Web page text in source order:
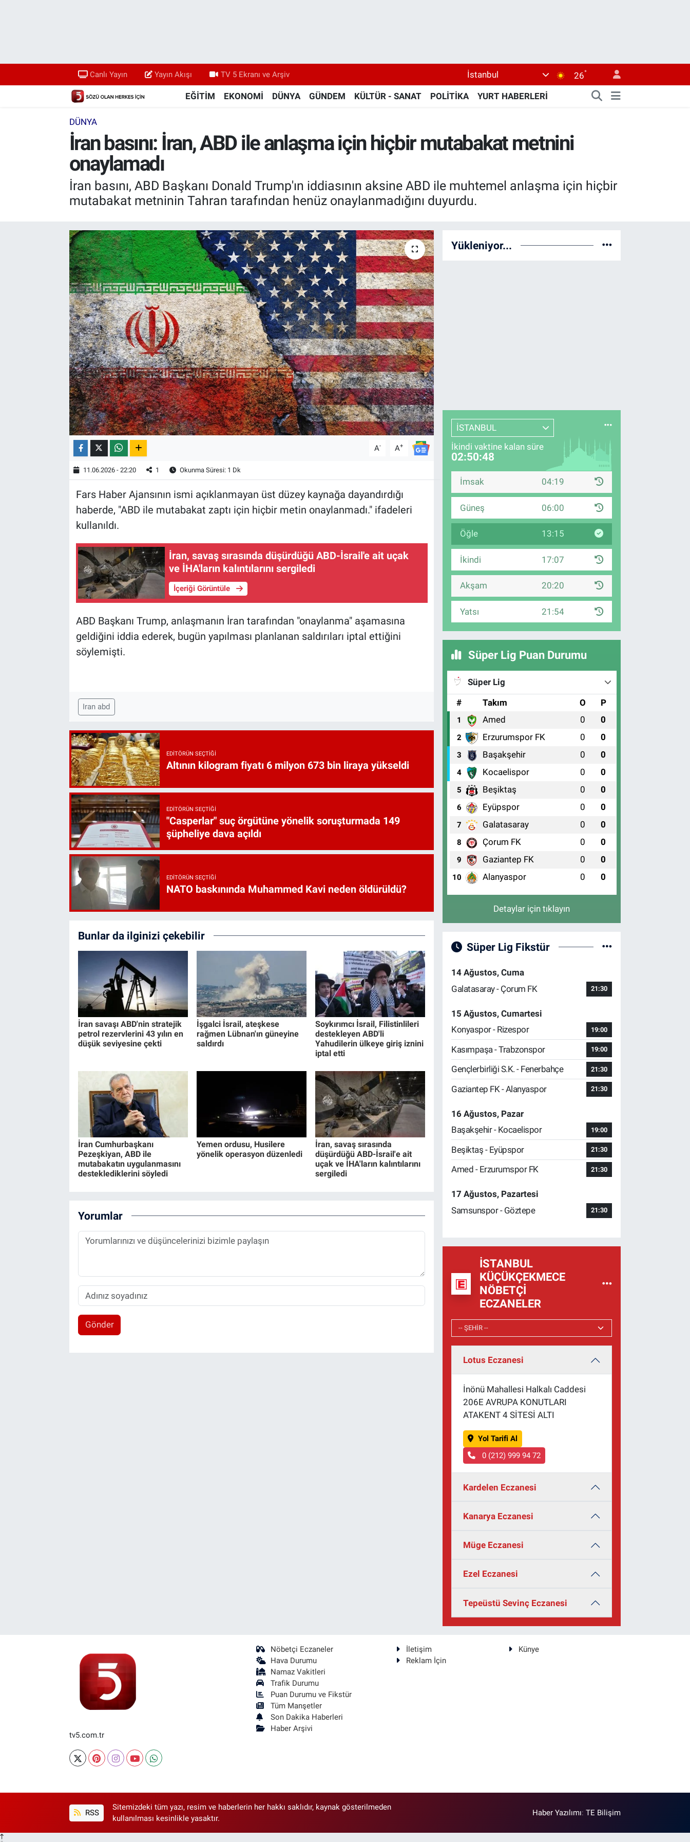
Canlı Yayın Yayın Akışı TV 5 Ekranı ve Arşiv İstanbul 26°
EĞİTİM EKONOMİ DÜNYA GÜNDEM KÜLTÜR - SANAT POLİTİKA YURT HABERLERİ
DÜNYA
İran basını: İran, ABD ile anlaşma için hiçbir mutabakat metnini
onaylamadı
İran basını, ABD Başkanı Donald Trump'ın iddiasının aksine ABD ile muhtemel anlaşma için hiçbir
mutabakat metninin Tahran tarafından henüz onaylanmadığını duyurdu.
A- A+
11.06.2026 - 22:20 1 Okunma Süresi: 1 Dk
Fars Haber Ajansının ismi açıklanmayan üst düzey kaynağa dayandırdığı
haberde, "ABD ile mutabakat zaptı için hiçbir metin onaylanmadı." ifadeleri
kullanıldı.
İran, savaş sırasında düşürdüğü ABD-İsrail'e ait uçak
ve İHA'ların kalıntılarını sergiledi
İçeriği Görüntüle
ABD Başkanı Trump, anlaşmanın İran tarafından "onaylanma" aşamasına
geldiğini iddia ederek, bugün yapılması planlanan saldırıları iptal ettiğini
söylemişti.
Iran abd
EDITÖRÜN SEÇTIĞI
Altının kilogram fiyatı 6 milyon 673 bin liraya yükseldi
EDITÖRÜN SEÇTIĞI
"Casperlar" suç örgütüne yönelik soruşturmada 149
şüpheliye dava açıldı
EDITÖRÜN SEÇTIĞI
NATO baskınında Muhammed Kavi neden öldürüldü?
Bunlar da ilginizi çekebilir
İran savaşı ABD'nin stratejik
petrol rezervlerini 43 yılın en
düşük seviyesine çekti
İşgalci İsrail, ateşkese
rağmen Lübnan'ın güneyine
saldırdı
Soykırımcı İsrail, Filistinlileri
destekleyen ABD'li
Yahudilerin ülkeye giriş iznini
iptal etti
İran Cumhurbaşkanı
Pezeşkiyan, ABD ile
mutabakatın uygulanmasını
desteklediklerini söyledi
Yemen ordusu, Husilere
yönelik operasyon düzenledi
İran, savaş sırasında
düşürdüğü ABD-İsrail'e ait
uçak ve İHA'ların kalıntılarını
sergiledi
Yorumlar
Gönder
Yükleniyor...
İSTANBUL
İkindi vaktine kalan süre
02:50:47
İmsak 04:19
Güneş 06:00
Öğle 13:15
İkindi 17:07
Akşam 20:20
Yatsı 21:54
Süper Lig Puan Durumu
Süper Lig
#
Takım O P
1 Amed 0 0
2 Erzurumspor FK 0 0
3 Başakşehir 0 0
4 Kocaelispor 0 0
5 Beşiktaş 0 0
6 Eyüpspor 0 0
7 Galatasaray 0 0
8 Çorum FK 0 0
9 Gaziantep FK 0 0
10 Alanyaspor 0 0
Detaylar için tıklayın
Süper Lig Fikstür
14 Ağustos, Cuma
Galatasaray - Çorum FK
21:30
15 Ağustos, Cumartesi
Konyaspor - Rizespor
19:00
Kasımpaşa - Trabzonspor 19:00
Gençlerbirliği S.K. - Fenerbahçe 21:30
Gaziantep FK - Alanyaspor 21:30
16 Ağustos, Pazar
Başakşehir - Kocaelispor
19:00
Beşiktaş - Eyüpspor 21:30
Amed - Erzurumspor FK 21:30
17 Ağustos, Pazartesi
Samsunspor - Göztepe
21:30
İSTANBUL
KÜÇÜKÇEKMECE
NÖBETÇI
ECZANELER
Lotus Eczanesi
İnönü Mahallesi Halkalı Caddesi
206E AVRUPA KONUTLARI
ATAKENT 4 SİTESİ ALTI
Yol Tarifi Al
0 (212) 999 94 72
Kardelen Eczanesi
Kanarya Eczanesi
Müge Eczanesi
Ezel Eczanesi
Tepeüstü Sevinç Eczanesi
tv5.com.tr
Nöbetçi Eczaneler
Hava Durumu
Namaz Vakitleri
Trafik Durumu
Puan Durumu ve Fikstür
Tüm Manşetler
Son Dakika Haberleri
Haber Arşivi
İletişim
Künye
Reklam İçin
RSS
Sitemizdeki tüm yazı, resim ve haberlerin her hakkı saklıdır, kaynak gösterilmeden
kullanılması kesinlikle yasaktır.
Haber Yazılımı:TE Bilişim
Yayın Akışı
TV 5 Ekranı ve Arşiv